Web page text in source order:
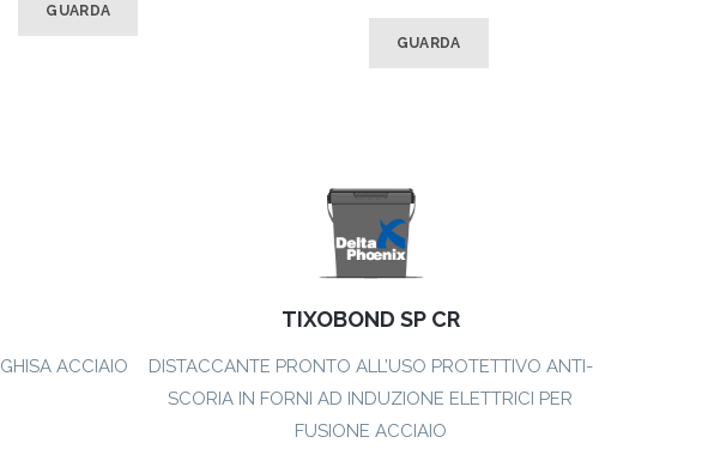
GUARDA
GUARDA
ACCIAIO
TIXOBOND SP CR
DISTACCANTE PRONTO ALL’USO PROTETTIVO ANTI-
SCORIA IN FORNI AD INDUZIONE ELETTRICI PER
FUSIONE ACCIAIO